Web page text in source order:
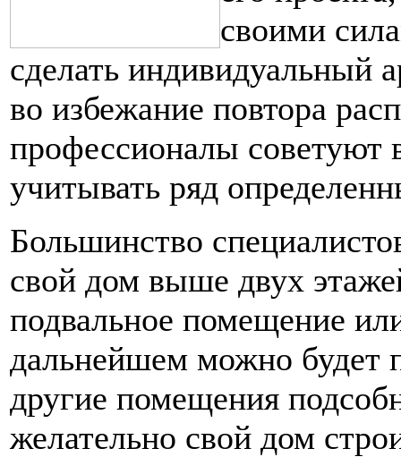
своими
сделать индивидуальный
во избежание повтора
профессионалы советуют
учитывать ряд
Большинство
свой дом выше двух
подвальное помещение
дальнейшем можно будет
другие помещения
желательно свой дом